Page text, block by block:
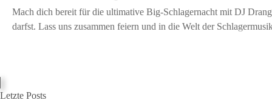
Mach dich bereit für die ultimative Big-Schlagernacht mit DJ
darfst. Lass uns zusammen feiern und in die Welt der
Block überspringen Letzte Posts
Letzte Posts